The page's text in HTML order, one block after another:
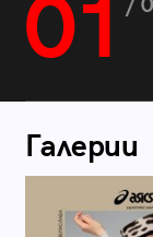
01
Галерии